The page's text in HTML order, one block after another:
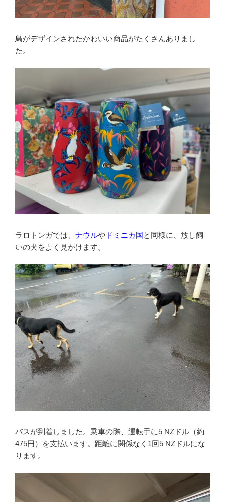
鳥がデザインされたかわいい商品がたくさんありまし
た。
ラロトンガでは、 ナウルや ドミニカ国と同様に、放し飼
いの犬をよく見かけます。
バスが到着しました。乗車の際、運転手に5 NZドル（約
475円）を支払います。距離に関係なく1回5 NZドルにな
ります。